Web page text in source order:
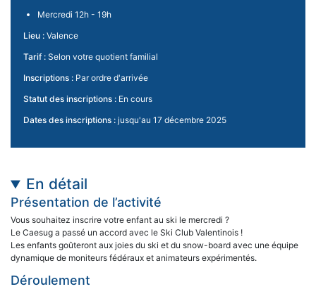
Mercredi 12h - 19h
Lieu : Valence
Tarif : Selon votre quotient familial
Inscriptions : Par ordre d'arrivée
Statut des inscriptions : En cours
Dates des inscriptions : jusqu'au 17 décembre 2025
En détail
Présentation de l’activité
Vous souhaitez inscrire votre enfant au ski le mercredi ?
Le Caesug a passé un accord avec le Ski Club Valentinois !
Les enfants goûteront aux joies du ski et du snow-board avec une équipe
dynamique de moniteurs fédéraux et animateurs expérimentés.
Déroulement